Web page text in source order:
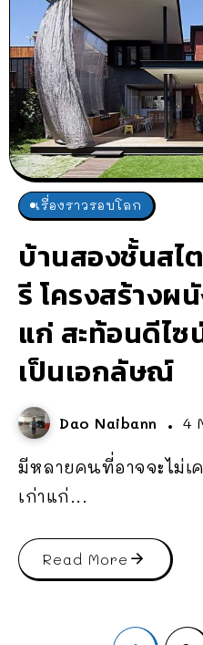
เรื่องราวรอบโลก
บ้านสองชั้นสไ
รี โครงสร้างผ
แก่ สะท้อนดีไ
เป็นเอกลัษณ์
Dao Naibann 4
มีหลายคนที่อาจจะไม่
เก่าแก่...
Read More